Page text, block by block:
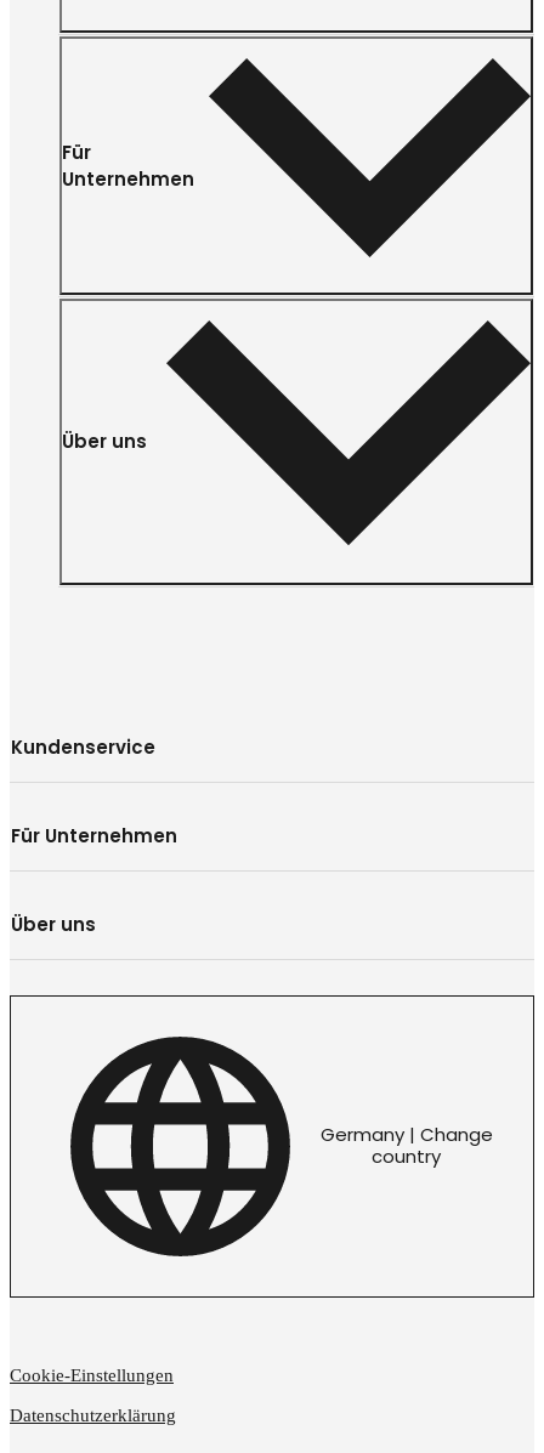
Für
Unternehmen
Über uns
Kundenservice
Für Unternehmen
Über uns
Germany | Change
country
Cookie-Einstellungen
Datenschutzerklärung